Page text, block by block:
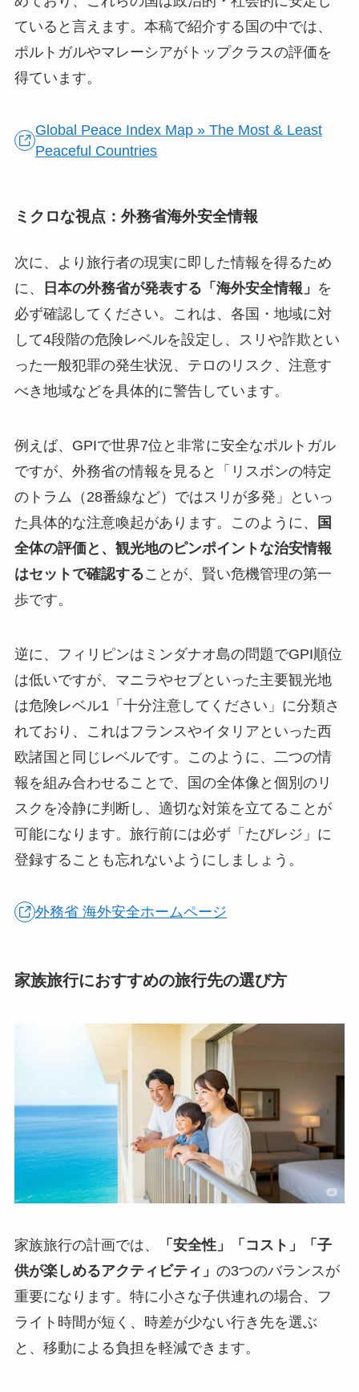
ていると言えます。本稿で紹介する国の中では、
ポルトガルやマレーシアがトップクラスの評価を
得ています。
Global Peace Index Map » The Most & Least
Peaceful Countries
ミクロな視点：外務省海外安全情報
次に、より旅行者の現実に即した情報を得るため
に、
日本の外務省が発表する「海外安全情報」 を
必ず確認してください。これは、各国・地域に対
して4段階の危険レベルを設定し、スリや詐欺とい
った一般犯罪の発生状況、テロのリスク、注意す
べき地域などを具体的に警告しています。
例えば、GPIで世界7位と非常に安全なポルトガル
ですが、外務省の情報を見ると「リスボンの特定
のトラム（28番線など）ではスリが多発」といっ
た具体的な注意喚起があります。このように、
国
全体の評価と、観光地のピンポイントな治安情報
はセットで確認することが、賢い危機管理の第一
歩です。
逆に、フィリピンはミンダナオ島の問題でGPI順位
は低いですが、マニラやセブといった主要観光地
は危険レベル1「十分注意してください」に分類さ
れており、これはフランスやイタリアといった西
欧諸国と同じレベルです。このように、二つの情
報を組み合わせることで、国の全体像と個別のリ
スクを冷静に判断し、適切な対策を立てることが
可能になります。旅行前には必ず「たびレジ」に
登録することも忘れないようにしましょう。
外務省 海外安全ホームページ
家族旅行におすすめの旅行先の選び方
家族旅行の計画では、
「安全性」「コスト」「子
供が楽しめるアクティビティ」 の3つのバランスが
重要になります。特に小さな子供連れの場合、フ
ライト時間が短く、時差が少ない行き先を選ぶ
と、移動による負担を軽減できます。